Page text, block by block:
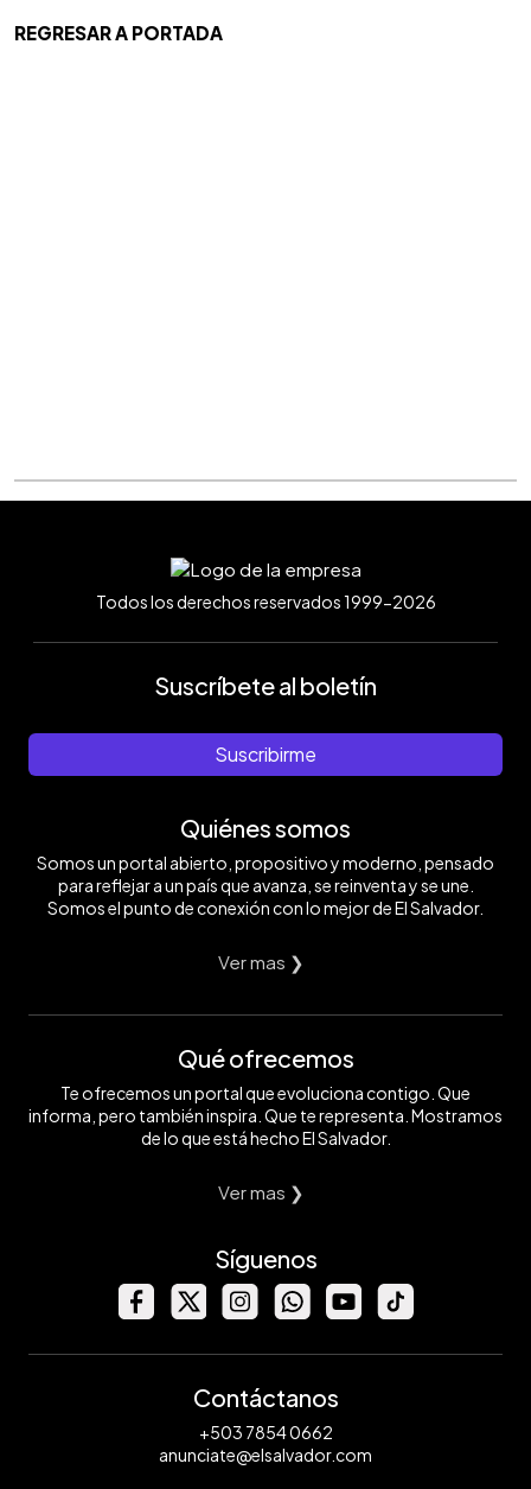
REGRESAR A PORTADA
Todos los derechos reservados 1999-2026
Suscríbete al boletín
Suscribirme
Quiénes somos
Somos un portal abierto, propositivo y moderno, pensado
para reflejar a un país que avanza, se reinventa y se une.
Somos el punto de conexión con lo mejor de El Salvador.
Ver mas ❯
Qué ofrecemos
Te ofrecemos un portal que evoluciona contigo. Que
informa, pero también inspira. Que te representa. Mostramos
de lo que está hecho El Salvador.
Ver mas ❯
Síguenos
Contáctanos
+503 7854 0662
anunciate@elsalvador.com